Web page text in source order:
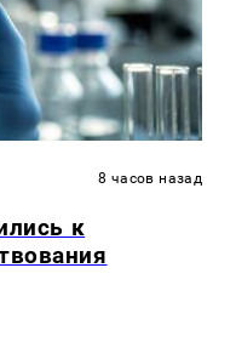
8 часов назад
к